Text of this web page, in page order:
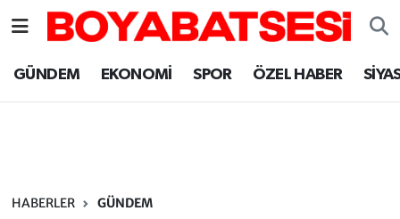
GÜNDEM EKONOMİ SPOR ÖZEL HABER
HABERLER GÜNDEM
Sinop Nöbetçi Eczaneler
Sinop Trafik Yoğunluk Haritası